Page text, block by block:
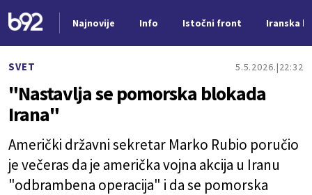
Najnovije Info Istočni front Iranska
SVET 5.5.2026. 22:32
"Nastavlja se pomorska blokada
Irana"
Američki državni sekretar Marko Rubio poručio
je večeras da je američka vojna akcija u Iranu
"odbrambena operacija" i da se pomorska